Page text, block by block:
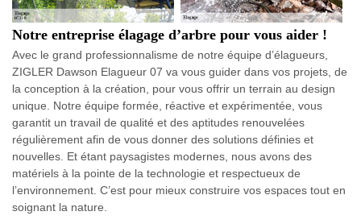
Notre entreprise élagage d’arbre pour vous aider !
Avec le grand professionnalisme de notre équipe d’élagueurs,
ZIGLER Dawson Elagueur 07 va vous guider dans vos projets, de
la conception à la création, pour vous offrir un terrain au design
unique. Notre équipe formée, réactive et expérimentée, vous
garantit un travail de qualité et des aptitudes renouvelées
régulièrement afin de vous donner des solutions définies et
nouvelles. Et étant paysagistes modernes, nous avons des
matériels à la pointe de la technologie et respectueux de
l’environnement. C’est pour mieux construire vos espaces tout en
soignant la nature.